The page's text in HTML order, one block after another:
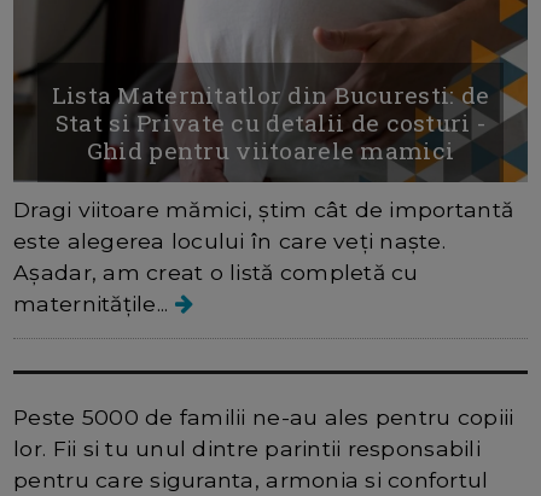
Lista Maternitatlor din Bucuresti: de
Stat si Private cu detalii de costuri -
Ghid pentru viitoarele mamici
Dragi viitoare mămici, știm cât de importantă
este alegerea locului în care veți naște.
Așadar, am creat o listă completă cu
maternitățile...
Peste 5000 de familii ne-au ales pentru copiii
lor. Fii si tu unul dintre parintii responsabili
pentru care siguranta, armonia si confortul